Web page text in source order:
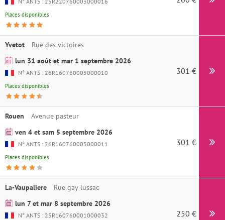
Places disponibles
Yvetot
Rue des victoires
lun 31 août et mar 1 septembre 2026
N° ANTS : 26R160760005000010
Places disponibles
301 €
Rouen
Avenue pasteur
ven 4 et sam 5 septembre 2026
N° ANTS : 26R160760005000011
Places disponibles
301 €
La-Vaupaliere
Rue gay lussac
lun 7 et mar 8 septembre 2026
N° ANTS : 25R160760001000032 250 €